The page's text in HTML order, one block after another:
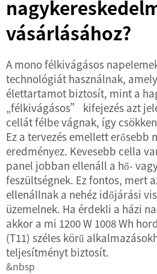
vásárlásához?
A mono félkivágásos
technológiát használnak,
élettartamot biztosít, mint a
„félkivágásos” kifejezés azt
cellát félbe vágnak, így
Ez a tervezés emellett erősebb
eredményez. Kevesebb cella
panel jobban ellenáll a hő-
feszültségnek. Ez fontos, mert
ellenállnak a nehéz időjárási
üzemelnek. Ha érdekli a házi
akkor a mi 1200 W 1008 Wh
(T11) széles körű
teljesítményt biztosít.
&nbsp